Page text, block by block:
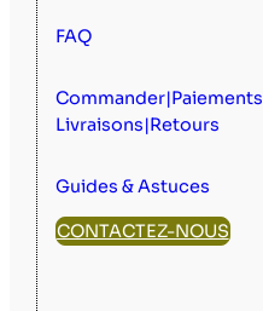
FAQ
Commander|Paiements
Livraisons|Retours
Guides & Astuces
CONTACTEZ-NOUS